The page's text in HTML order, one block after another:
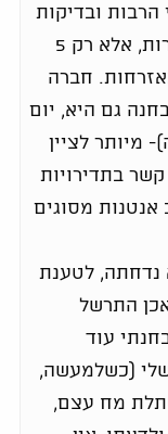
הרבות ובדיקות
דם חריגות, לא גילו את המחלה בשירות, אלא רק 5
חברה
גם היא, יום
מיותר לציין
בתדירויות
אנטנות מסוגים
נדחתה, לטענת
התרשל
עוד
(כשלמעשה,
מח עצם,